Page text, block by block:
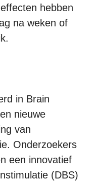
hebben
na weken of
in Brain
nieuwe
van
Onderzoekers
een innovatief
(DBS)